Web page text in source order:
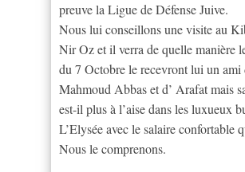
preuve la Ligue de Défense Juive.
Nous lui conseillons une visite au
Nir Oz et il verra de quelle manière
du 7 Octobre le recevront lui un ami
Mahmoud Abbas et d’ Arafat mais
est-il plus à l’aise dans les luxueux
L’Elysée avec le salaire confortable
Nous le comprenons.